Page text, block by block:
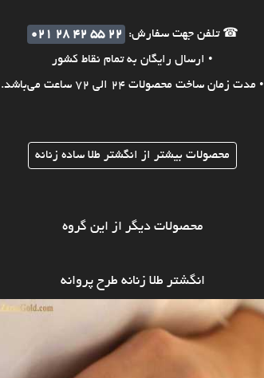
☎ تلفن جهت سفارش:
021 28 42 55 22
• ارسال رایگان به تمام نقاط کشور
• مدت زمان ساخت محصولات 24 الی 72 ساعت می‌باشد.
محصولات بیشتر از انگشتر طلا ساده زنانه
محصولات دیگر از این گروه
انگشتر طلا زنانه طرح پروانه